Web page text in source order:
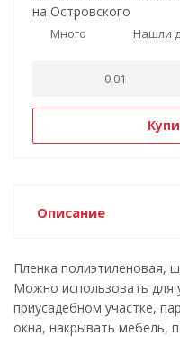
на Островского
Много Нашли
Описание
Пленка полиэтиленовая,
Можно использовать для
приусадебном участке,
окна, накрывать мебель,